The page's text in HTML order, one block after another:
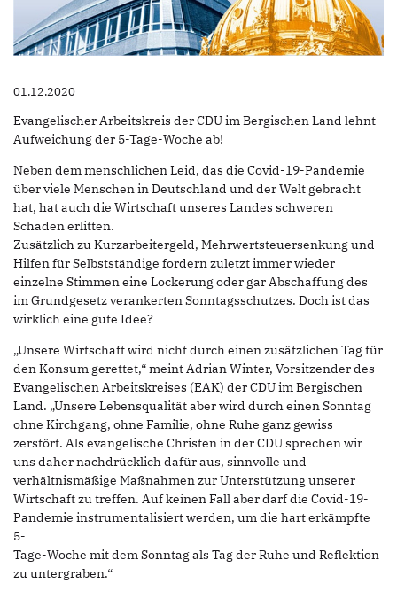
01.12.2020
Evangelischer Arbeitskreis der CDU im Bergischen Land lehnt
Aufweichung der 5-Tage-Woche ab!
Neben dem menschlichen Leid, das die Covid-19-Pandemie
über viele Menschen in Deutschland und der Welt gebracht
hat, hat auch die Wirtschaft unseres Landes schweren
Schaden erlitten.
Zusätzlich zu Kurzarbeitergeld, Mehrwertsteuersenkung und
Hilfen für Selbstständige fordern zuletzt immer wieder
einzelne Stimmen eine Lockerung oder gar Abschaffung des
im Grundgesetz verankerten Sonntagsschutzes. Doch ist das
wirklich eine gute Idee?
„Unsere Wirtschaft wird nicht durch einen zusätzlichen Tag für
den Konsum gerettet,“ meint Adrian Winter, Vorsitzender des
Evangelischen Arbeitskreises (EAK) der CDU im Bergischen
Land. „Unsere Lebensqualität aber wird durch einen Sonntag
ohne Kirchgang, ohne Familie, ohne Ruhe ganz gewiss
zerstört. Als evangelische Christen in der CDU sprechen wir
uns daher nachdrücklich dafür aus, sinnvolle und
verhältnismäßige Maßnahmen zur Unterstützung unserer
Wirtschaft zu treffen. Auf keinen Fall aber darf die Covid-19-
Pandemie instrumentalisiert werden, um die hart erkämpfte
5-
Tage-Woche mit dem Sonntag als Tag der Ruhe und Reflektion
zu untergraben.“